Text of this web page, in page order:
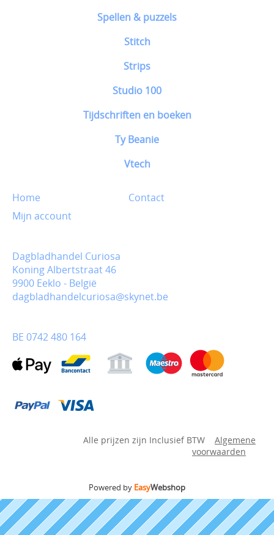
Spellen & puzzels
Stitch
Strips
Studio 100
Tijdschriften en boeken
Ty Beanie
Vtech
Home
Contact
Mijn account
Dagbladhandel Curiosa
Koning Albertstraat 46
9900 Eeklo - België
dagbladhandelcuriosa@skynet.be
BE 0742 480 164
Alle prijzen zijn Inclusief BTW
Algemene
voorwaarden
Powered by EasyWebshop